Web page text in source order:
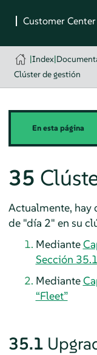
|Index|
Clúster de gestión
En esta página
35
Actualmente, hay
de "día 2" en su
Mediante
Sección
Mediante
“Fleet”
35.1